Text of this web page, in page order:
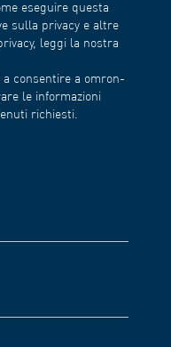
eseguire questa
sulla privacy e altre
leggi la nostra
a consentire a omron-
le informazioni
richiesti.